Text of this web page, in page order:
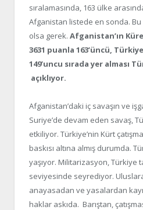
sıralamasında, 163 ülke
Afganistan listede en sonda. Bu
olsa gerek. Afganistan’ın
3631 puanla 163’üncü,
149’uncu sırada yer alması
açıklıyor.
Afganistan’daki iç savaşın ve
Suriye’de devam eden savaş,
etkiliyor. Türkiye’nin Kürt
baskısı altına almış durumda.
yaşıyor. Militarizasyon, Türkiye
seviyesinde seyrediyor.
anayasadan ve yasalardan
haklar askıda. Barıştan,